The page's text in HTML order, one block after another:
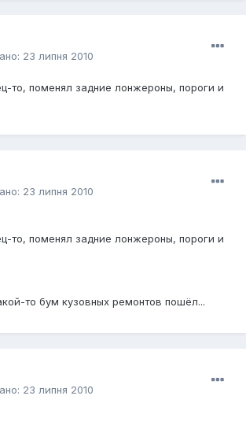
23 липня 2010
то, поменял задние лонжероны, пороги и
23 липня 2010
то, поменял задние лонжероны, пороги и
то бум кузовных ремонтов пошёл...
23 липня 2010